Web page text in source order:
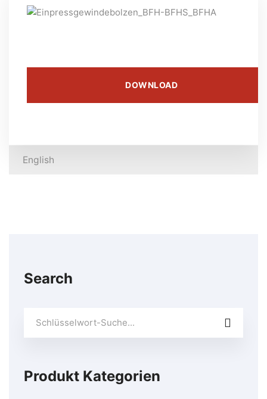
DOWNLOAD
English
Search
Sie
Produkt Kategorien